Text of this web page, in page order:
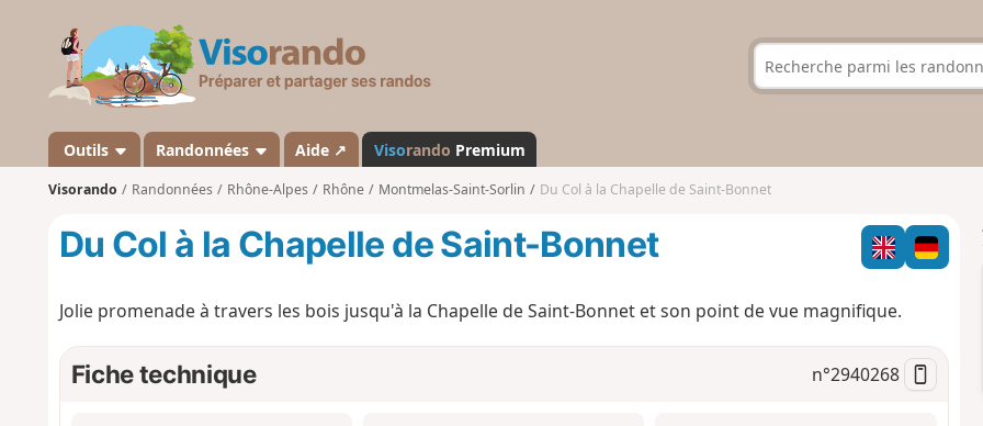
s
a
n
d
Outils Randonnées Aide ↗ Visorando Premium
Visorando Randonnées Rhône-Alpes Rhône Montmelas-Saint-Sorlin Du Col à la Chapelle de Saint-Bonnet
Du Col à la Chapelle de Saint-Bonnet
Jolie promenade à travers les bois jusqu'à la Chapelle de Saint-Bonnet et son point de vue magnifique.
Fiche technique n°2940268